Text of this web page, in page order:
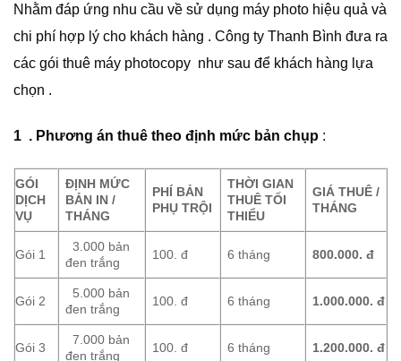
Nhằm đáp ứng nhu cầu về sử dụng máy photo hiệu quả và
chi phí hợp lý cho khách hàng . Công ty Thanh Bình đưa ra
các gói thuê máy photocopy như sau để khách hàng lựa
chọn .
1 . Phương án thuê theo định mức bản chụp :
GÓI
DỊCH
VỤ
ĐỊNH MỨC
BẢN IN /
THÁNG
PHÍ BẢN
PHỤ TRỘI
THỜI GIAN
THUÊ TỐI
THIỂU
GIÁ THUÊ /
THÁNG
Gói 1
3.000 bản
đen trắng
100. đ 6 tháng 800.000.đ
Gói 2
5.000 bản
đen trắng
100. đ 6 tháng 1.000.000.đ
Gói 3
7.000 bản
đen trắng
100. đ 6 tháng 1.200.000. đ